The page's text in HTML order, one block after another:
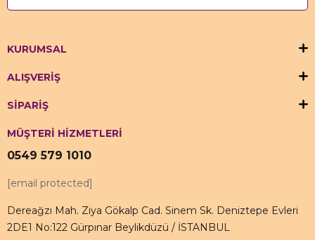
KURUMSAL
ALIŞVERİŞ
SİPARİŞ
MÜŞTERİ HİZMETLERİ
0549 579 1010
[email protected]
Dereağzı Mah. Ziya Gökalp Cad. Sinem Sk. Deniztepe Evleri
2DE1 No:122 Gürpınar Beylikdüzü / İSTANBUL